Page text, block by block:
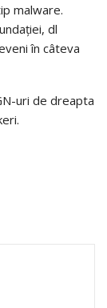
malware.
dl
în câteva
uri de dreapta